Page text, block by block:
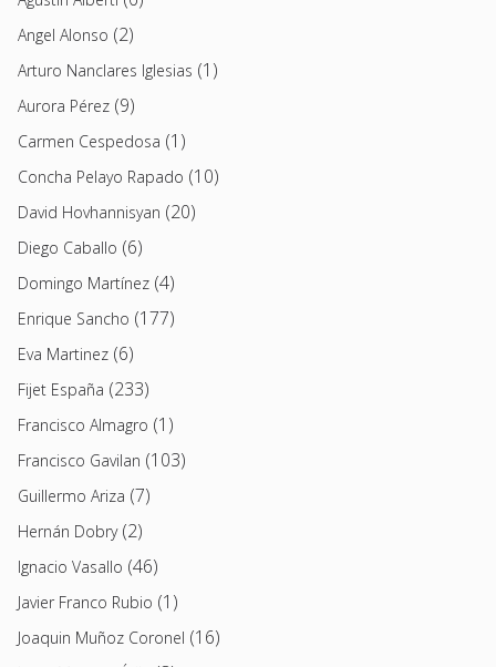
Angel Alonso (2)
Arturo Nanclares Iglesias (1)
Aurora Pérez (9)
Carmen Cespedosa (1)
Concha Pelayo Rapado (10)
David Hovhannisyan (20)
Diego Caballo (6)
Domingo Martínez (4)
Enrique Sancho (177)
Eva Martinez (6)
Fijet España (233)
Francisco Almagro (1)
Francisco Gavilan (103)
Guillermo Ariza (7)
Hernán Dobry(2)
Ignacio Vasallo (46)
Javier Franco Rubio (1)
Joaquin Muñoz Coronel (16)